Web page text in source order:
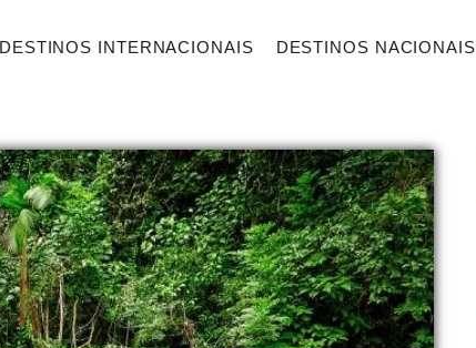
DESTINOS INTERNACIONAIS DESTINOS NACIONAIS